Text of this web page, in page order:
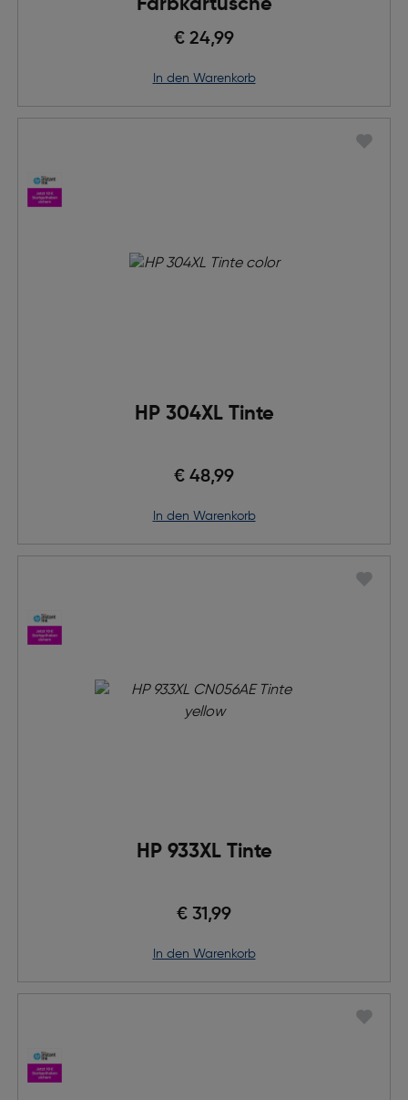
Farbkartusche
€ 24,99
in den Warenkorb
HP 304XL Tinte
€ 48,99
in den Warenkorb
HP 933XL Tinte
€ 31,99
in den Warenkorb